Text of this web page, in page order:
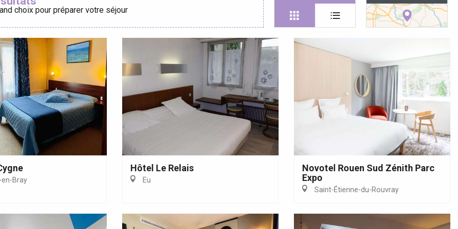
Lille 2h30
Bresle
choix pour préparer votre séjour
Bray
Hôtel Le Relais
Eu
Novotel Rouen Sud Zénith Parc
Expo
Saint-Étienne-du-Rouvray